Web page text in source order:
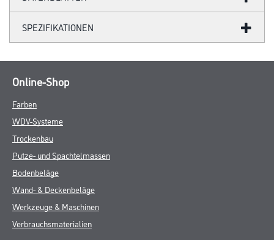
SPEZIFIKATIONEN
Online-Shop
Farben
WDV-Systeme
Trockenbau
Putze- und Spachtelmassen
Bodenbeläge
Wand- & Deckenbeläge
Werkzeuge & Maschinen
Verbrauchsmaterialien